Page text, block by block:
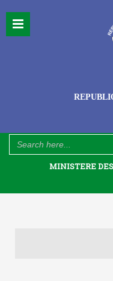
Search
for:
MINISTERE